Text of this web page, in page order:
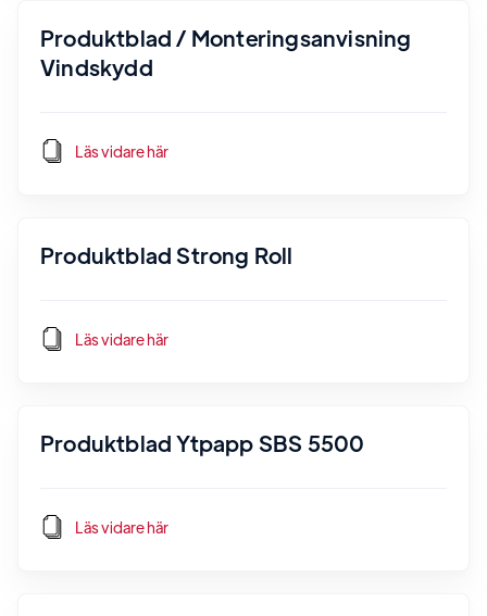
Produktblad / Monteringsanvisning
Vindskydd
Läs vidare här
Produktblad Strong Roll
Läs vidare här
Produktblad Ytpapp SBS 5500
Läs vidare här